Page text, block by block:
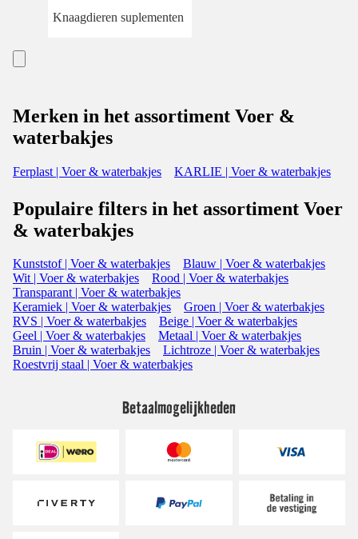
Knaagdieren suplementen
Merken in het assortiment Voer &
waterbakjes
Ferplast | Voer & waterbakjes KARLIE | Voer & waterbakjes
Populaire filters in het assortiment Voer
& waterbakjes
Kunststof | Voer & waterbakjes
Blauw | Voer & waterbakjes
Wit | Voer & waterbakjes
Rood | Voer & waterbakjes
Transparant | Voer & waterbakjes
Keramiek | Voer & waterbakjes
Groen | Voer & waterbakjes
RVS | Voer & waterbakjes
Beige | Voer & waterbakjes
Geel | Voer & waterbakjes
Metaal | Voer & waterbakjes
Bruin | Voer & waterbakjes
Lichtroze | Voer & waterbakjes
Roestvrij staal | Voer & waterbakjes
Betaalmogelijkheden